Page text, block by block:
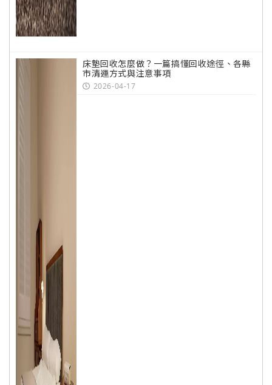
床墊回收怎麼做？一篇搞懂回收途徑、各縣
市清運方式與注意事項
2026-04-17